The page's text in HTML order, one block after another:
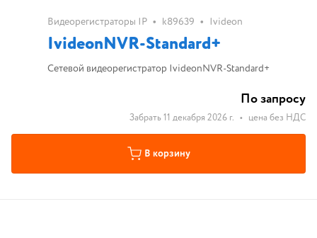
Видеорегистраторы IP • k89639 • Ivideon
IvideonNVR-Standard+
Сетевой видеорегистратор IvideonNVR-Standard+
По запросу
Забрать 11 декабря 2026 г. • цена без НДС
В корзину